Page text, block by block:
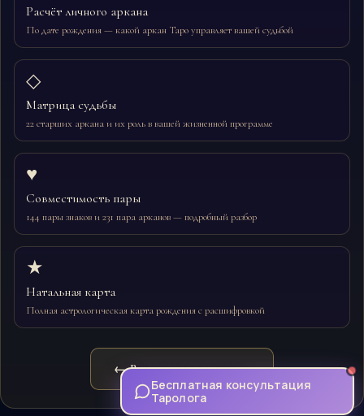
Расчёт личного аркана
По дате рождения — какой аркан Таро управляет вашей судьбой
◇
Матрица судьбы
22 старших аркана и их роль в вашей жизненной программе
♥
Совместимость пары
144 пары знаков и 231 пара арканов — подробный разбор
★
Натальная карта
Полная астрологическая карта рождения с расшифровкой
← Вернуться на главную
Бесплатная консультация
Таролога